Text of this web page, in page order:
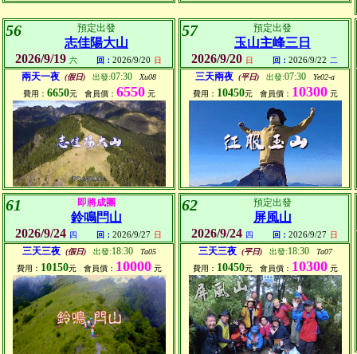
56 預定出發
志佳陽大山
2026/9/19 六 回： 2026/9/20 日
兩天一夜 (假日) 出發:07:30
Xu08
費用： 6650元 會員價： 6550元
57 預定出發
玉山主峰三日
2026/9/20 日 回： 2026/9/22 二
三天兩夜 (平日) 出發:07:30
Ye02-a
費用： 10450元 會員價： 10300元
61 即將成團
鈴鳴閂山
2026/9/24 四 回： 2026/9/27 日
三天三夜 (假日) 出發:18:30
Ta05
費用： 10150元 會員價： 10000元
62 預定出發
屏風山
2026/9/24 四 回： 2026/9/27 日
三天三夜 (平日) 出發:18:30
Ta07
費用： 10450元 會員價： 10300元